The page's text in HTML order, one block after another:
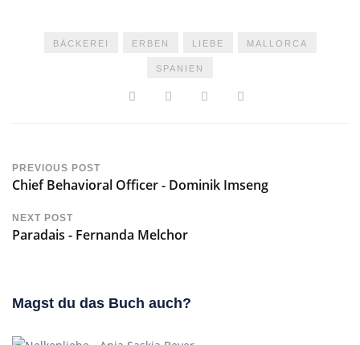
BÄCKEREI ERBEN LIEBE MALLORCA
SPANIEN
PREVIOUS POST
Chief Behavioral Officer - Dominik Imseng
NEXT POST
Paradais - Fernanda Melchor
Magst du das Buch auch?